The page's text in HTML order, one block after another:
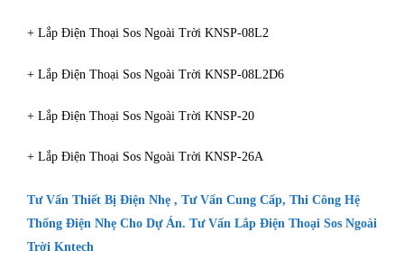
+ Lắp Điện Thoại Sos Ngoài Trời KNSP-08L2
+ Lắp Điện Thoại Sos Ngoài Trời KNSP-08L2D6
+ Lắp Điện Thoại Sos Ngoài Trời KNSP-20
+ Lắp Điện Thoại Sos Ngoài Trời KNSP-26A
Tư Vấn Thiết Bị Điện Nhẹ , Tư Vấn Cung Cấp, Thi Công Hệ
Thống Điện Nhẹ Cho Dự Án. Tư Vấn Lắp Điện Thoại Sos Ngoài
Trời Kntech